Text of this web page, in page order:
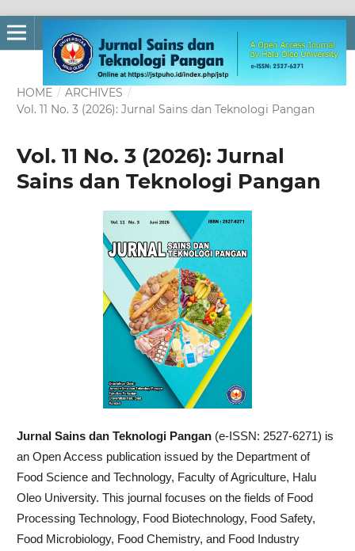
HOME / ARCHIVES /
Vol. 11 No. 3 (2026): Jurnal Sains dan Teknologi Pangan
Vol. 11 No. 3 (2026): Jurnal
Sains dan Teknologi Pangan
Jurnal Sains dan Teknologi Pangan (e-ISSN: 2527-6271) is
an Open Access publication issued by the Department of
Food Science and Technology, Faculty of Agriculture, Halu
Oleo University. This journal focuses on the fields of Food
Processing Technology, Food Biotechnology, Food Safety,
Food Microbiology, Food Chemistry, and Food Industry